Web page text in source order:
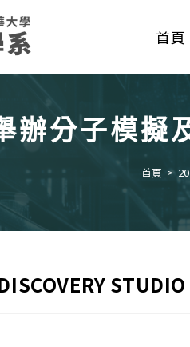
首頁
辦分子模擬
首頁 >